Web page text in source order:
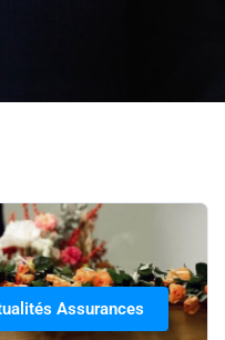
Assurances